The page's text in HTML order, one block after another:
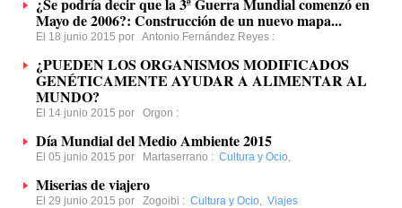
Mayo de 2006?: Construcción de un nuevo mapa...
El 18 junio 2015 por Antonio Fernández Reyes :
¿PUEDEN LOS ORGANISMOS MODIFICADOS
GENÉTICAMENTE AYUDAR A ALIMENTAR AL
MUNDO?
El 14 junio 2015 por Orgon :
Día Mundial del Medio Ambiente 2015
El 05 junio 2015 por Martaserrano : Cultura y Ocio,
Miserias de viajero
El 29 junio 2015 por Zogoibi : Cultura y Ocio, Viajes